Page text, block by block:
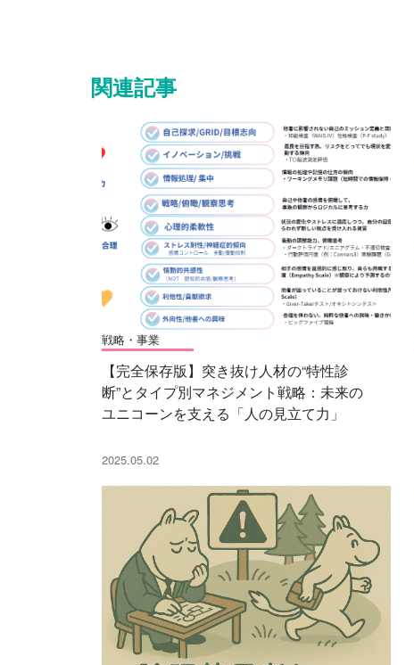
関連記事
戦略・事業
【完全保存版】突き抜け人材の“特性診
断”とタイプ別マネジメント戦略：未来の
ユニコーンを支える「人の見立て力」
2025.05.02